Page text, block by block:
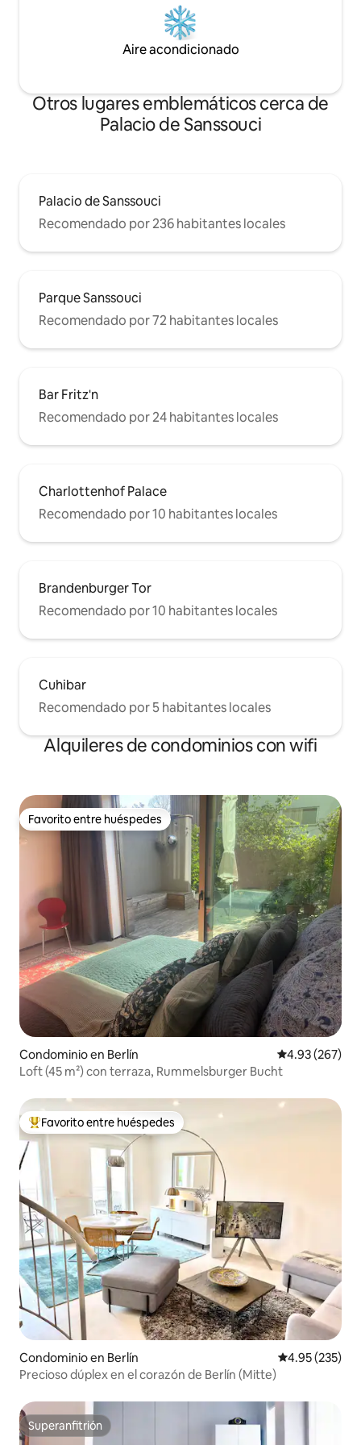
Aire acondicionado
Otros lugares emblemáticos cerca de
Palacio de Sanssouci
Palacio de Sanssouci
Recomendado por 236 habitantes locales
Parque Sanssouci
Recomendado por 72 habitantes locales
Bar Fritz'n
Recomendado por 24 habitantes locales
Charlottenhof Palace
Recomendado por 10 habitantes locales
Brandenburger Tor
Recomendado por 10 habitantes locales
Cuhibar
Recomendado por 5 habitantes locales
Alquileres de condominios con wifi
Favorito entre huéspedes
Favorito entre huéspedes
Condominio en Berlín Calificación
4.93 (267)
Loft (45 m²) con terraza, Rummelsburger Bucht
De los mejores en Favorito entre huéspedes
Favorito entre huéspedes
Condominio en Berlín Calificación
4.95 (235)
Precioso dúplex en el corazón de Berlín (Mitte)
Superanfitrión
Superanfitrión